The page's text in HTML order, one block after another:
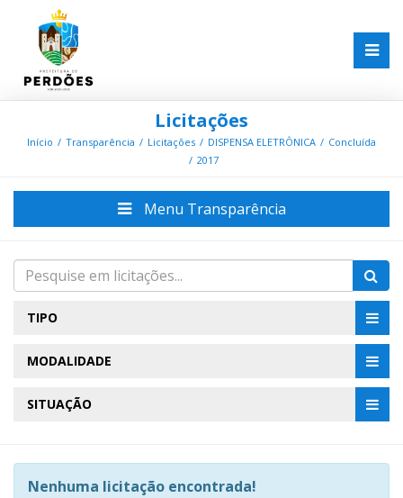
Licitações
Início Transparência Licitações DISPENSA ELETRÔNICA
Concluída
2017
Menu Transparência
TIPO
MODALIDADE
SITUAÇÃO
Nenhuma licitação encontrada!